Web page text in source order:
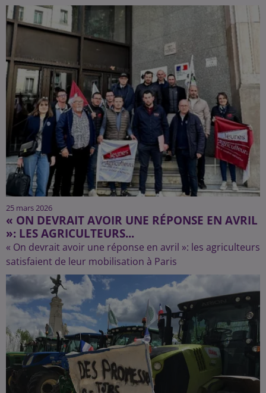
25 mars 2026
« ON DEVRAIT AVOIR UNE RÉPONSE EN AVRIL
»: LES AGRICULTEURS...
« On devrait avoir une réponse en avril »: les agriculteurs
satisfaient de leur mobilisation à Paris